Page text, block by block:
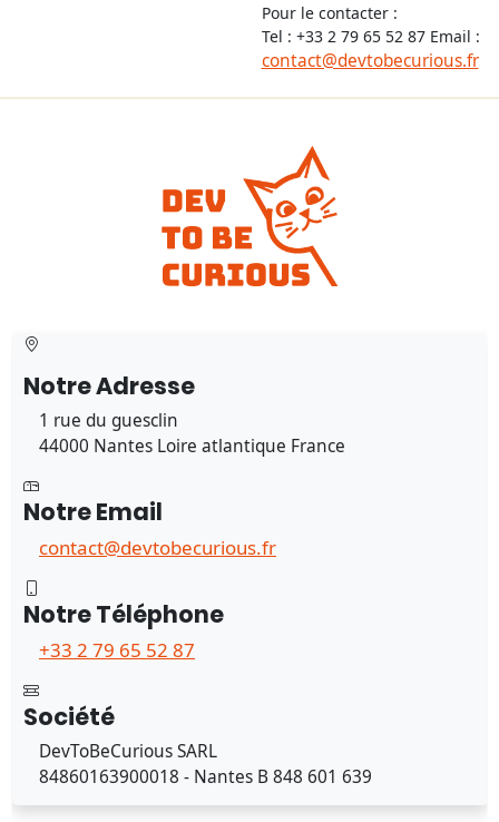
Pour le contacter :
Tel : +33 2 79 65 52 87 Email :
contact@devtobecurious.fr
Notre Adresse
1 rue du guesclin
44000 Nantes Loire atlantique France
Notre Email
contact@devtobecurious.fr
Notre Téléphone
+33 2 79 65 52 87
Société
DevToBeCurious SARL
84860163900018 - Nantes B 848 601 639